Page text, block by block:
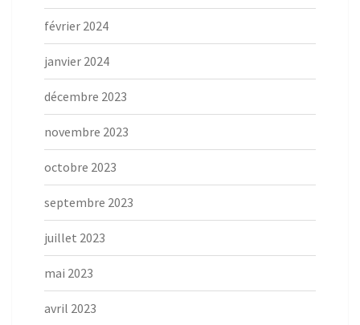
février 2024
janvier 2024
décembre 2023
novembre 2023
octobre 2023
septembre 2023
juillet 2023
mai 2023
avril 2023